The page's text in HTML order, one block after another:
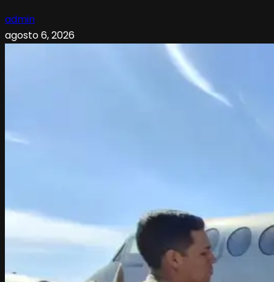
admin
agosto 6, 2026